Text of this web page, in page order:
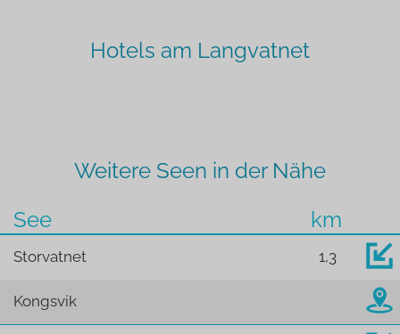
Hotels am Langvatnet
Weitere Seen in der Nähe
See
km
Storvatnet 1,3
Kongsvik